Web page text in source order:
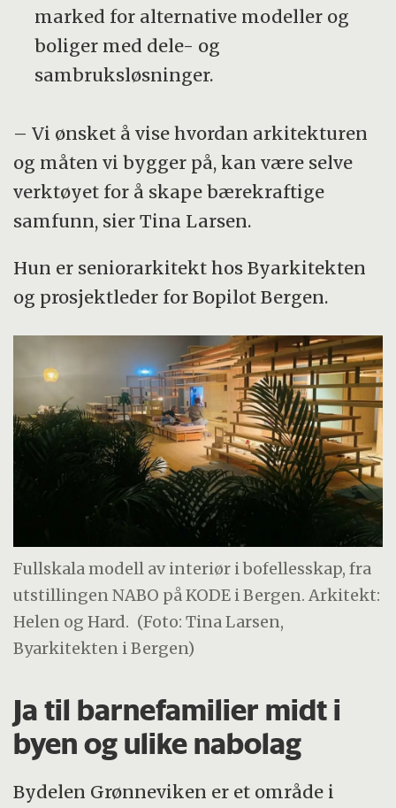
marked for alternative modeller og
boliger med dele- og
sambruksløsninger.
– Vi ønsket å vise hvordan arkitekturen
og måten vi bygger på, kan være selve
verktøyet for å skape bærekraftige
samfunn, sier Tina Larsen.
Hun er seniorarkitekt hos Byarkitekten
og prosjektleder for Bopilot Bergen.
Fullskala modell av interiør i bofellesskap, fra
utstillingen NABO på KODE i Bergen. Arkitekt:
Helen og Hard. (Foto: Tina Larsen,
Byarkitekten i Bergen)
Ja til barnefamilier midt i
byen og ulike nabolag
Bydelen Grønneviken er et område i